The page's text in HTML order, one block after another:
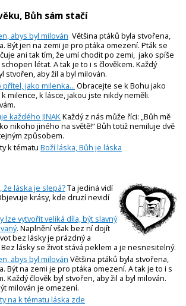
Bůh sám stačí
abys byl milován Většina ptáků byla stvořena,
Být jen na zemi je pro ptáka omezení. Pták se
ani tak tím, že umí chodit po zemi, jako spíše
létat. A tak je to i s člověkem. Každý
stvořen, aby žil a byl milován.
přítel, jako milenka... Obracejte se k Bohu jako
milence, k lásce, jakou jste nikdy neměli.
každého JINAKKaždý z nás může říci: „Bůh mě
nikoho jiného na světě!“ Bůh totiž nemiluje dvě
způsobem.
k tématu Boží láska, Bůh je láska
že láska je slepá?Ta jediná vidí
krásy, kde druzí nevidí
lze vytvořit veliká díla, být slavný
. Naplnění však bez ní dojít
bez lásky je prázdný a
lásky se život stává peklem a je nesnesitelný.
abys byl milován Většina ptáků byla stvořena,
Být na zemi je pro ptáka omezení. A tak je to i s
Každý člověk byl stvořen, aby žil a byl milován.
milován je omezení.
na k tématu láska zde